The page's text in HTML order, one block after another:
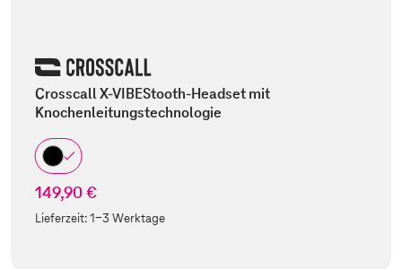
Crosscall X-VIBEStooth-Headset mit
Knochenleitungstechnologie
149,90 €
Lieferzeit:1-3 Werktage